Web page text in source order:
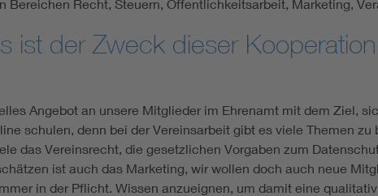
Bereichen Recht, Steuern, Öffentlichkeitsarbeit, Marketing,
ist der Zweck dieser
Angebot an unsere Mitglieder im Ehrenamt mit dem Ziel,
schulen, denn bei der Vereinsarbeit gibt es viele Themen
das Vereins­recht, die gesetzlichen Vorgaben zum
ist auch das Marketing, wir wollen doch auch neue
in der Pflicht. Wissen anzueignen, um damit eine